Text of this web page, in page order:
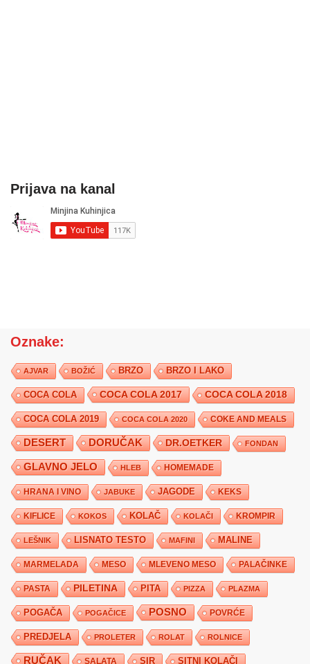
Prijava na kanal
Oznake:
AJVAR BOŽIĆ BRZO BRZO I LAKO
COCA COLA COCA COLA 2017 COCA COLA 2018
COCA COLA 2019 COCA COLA 2020 COKE AND MEALS
DESERT DORUČAK DR.OETKER FONDAN
GLAVNO JELO HLEB HOMEMADE
HRANA I VINO JABUKE JAGODE KEKS
KIFLICE KOKOS KOLAČ KOLAČI KROMPIR
LEŠNIK LISNATO TESTO MAFINI MALINE
MARMELADA MESO MLEVENO MESO PALAČINKE
PASTA PILETINA PITA PIZZA PLAZMA
POGAČA POGAČICE POSNO POVRĆE
PREDJELA PROLETER ROLAT ROLNICE
RUČAK SALATA SIR SITNI KOLAČI